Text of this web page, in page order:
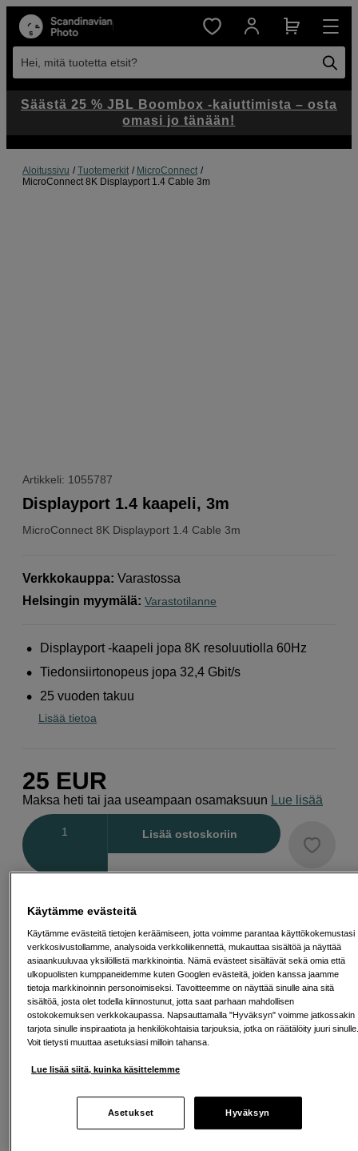
Hei, mitä tuotetta etsit?
Aloitussivu Tuotemerkit
MicroConnect
MicroConnect 8K Displayport 1.4 Cable 3m
Artikkeli: 1055787
MicroConnect 8K Displayport 1.4 Cable 3m
Displayport 1.4 kaapeli, 3m
Verkkokauppa: Varastossa
Helsingin myymälä: Varastotilanne
Displayport -kaapeli jopa 8K resoluutiolla 60Hz
Tiedonsiirtonopeus jopa 32,4 Gbit/s
25 vuoden takuu
Lisää tietoa
25 EUR
Maksa heti tai jaa useampaan osamaksuun Lue lisää
Lisää ostoskoriin
Ilmainen toimitus yli 200 EUR ostoksille
Osta nyt ja maksa myöhemmin
Henkilökohtaista palvelua
Sopivat lisävarusteet
Säästä 25 % JBL Boombox -kaiuttimista – osta
omasi jo tänään!
Käytämme evästeitä
Käytämme evästeitä tietojen keräämiseen, jotta voimme parantaa käyttökokemustasi
verkkosivustollamme, analysoida verkkoliikennettä, mukauttaa sisältöä ja näyttää
asiaankuuluvaa yksilöllistä markkinointia. Nämä evästeet sisältävät sekä omia että
ulkopuolisten kumppaneidemme kuten Googlen evästeitä, joiden kanssa jaamme
tietoja markkinoinnin personoimiseksi. Tavoitteemme on näyttää sinulle aina sitä
sisältöä, josta olet todella kiinnostunut, jotta saat parhaan mahdollisen
ostokokemuksen verkkokaupassa. Napsauttamalla "Hyväksyn" voimme jatkossakin
tarjota sinulle inspiraatiota ja henkilökohtaisia tarjouksia, jotka on räätälöity juuri
Voit tietysti muuttaa asetuksiasi milloin tahansa.
Lue lisää siitä, kuinka käsittelemme
Asetukset Hyväksyn